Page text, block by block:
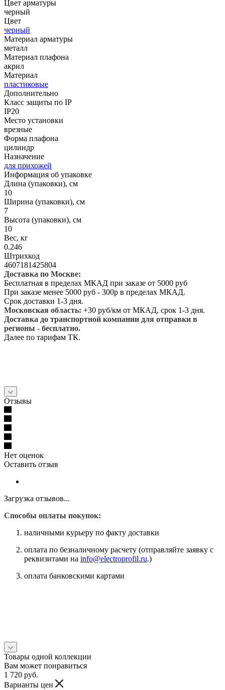
Цвет арматуры
черный
Цвет
черный
Материал арматуры
металл
Материал плафона
акрил
Материал
пластиковые
Дополнительно
Класс защиты по IP
IP20
Место установки
врезные
Форма плафона
цилиндр
Назначение
для прихожей
Информация об упаковке
Длина (упаковки), см
10
Ширина (упаковки), см
7
Высота (упаковки), см
10
Вес, кг
0.246
Штрихкод
4607181425804
Доставка по Москве:
Бесплатная в пределах МКАД при заказе от 5000 руб
При заказе менее 5000 руб - 300р в пределах МКАД.
Срок доставки 1-3 дня.
Московская область: +30 руб/км от МКАД, срок 1-3 дня.
Доставка до транспортной компании для отправки в
регионы - бесплатно.
Далее по тарифам ТК.
Отзывы
Нет оценок
Оставить отзыв
Загрузка отзывов...
Способы оплаты покупок:
наличными курьеру по факту доставки
оплата по безналичному расчету (отправляйте заявку с
реквизитами на info@electroprofil.ru.)
оплата банковскими картами
Товары одной коллекции
Вам может понравиться
1 720 руб.
Варианты цен